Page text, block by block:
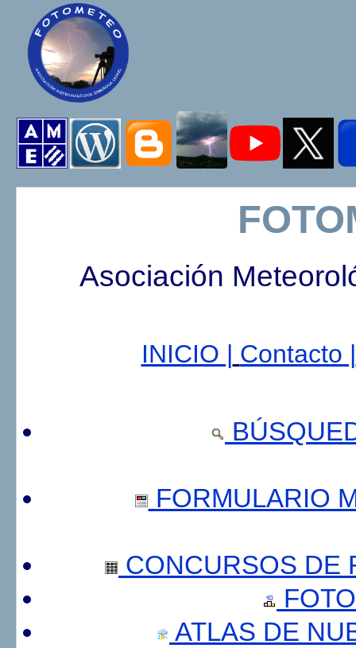
Asociación
INICIO | Contacto |
FORMULARIO
CONCURSOS DE
ATLAS DE